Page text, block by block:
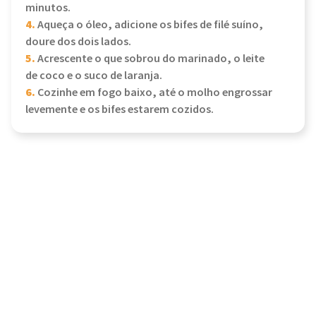
minutos.
4.Aqueça o óleo, adicione os bifes de filé suíno,
doure dos dois lados.
5.Acrescente o que sobrou do marinado, o leite
de coco e o suco de laranja.
6. Cozinhe em fogo baixo, até o molho engrossar
levemente e os bifes estarem cozidos.